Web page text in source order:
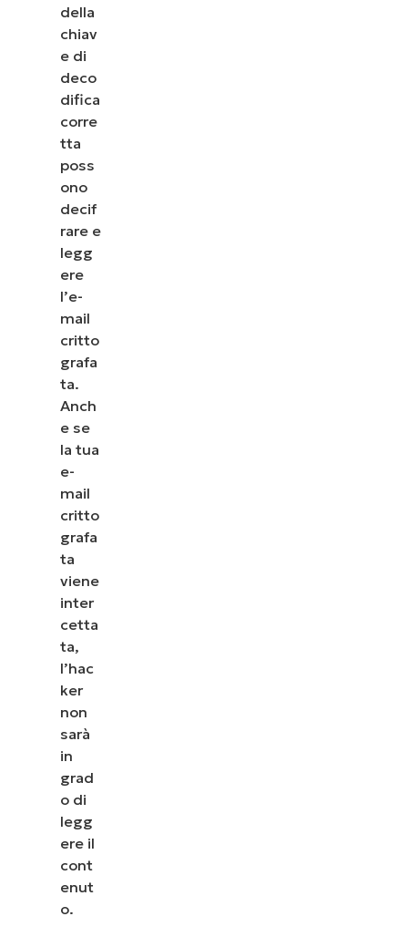
della
chiav
e di
deco
difica
corre
tta
poss
ono
decif
rare e
legg
ere
l’e-
mail
critto
grafa
ta.
Anch
e se
la tua
e-
mail
critto
grafa
ta
viene
inter
cetta
ta,
l’hac
ker
non
sarà
in
grad
o di
legg
ere il
cont
enut
o.